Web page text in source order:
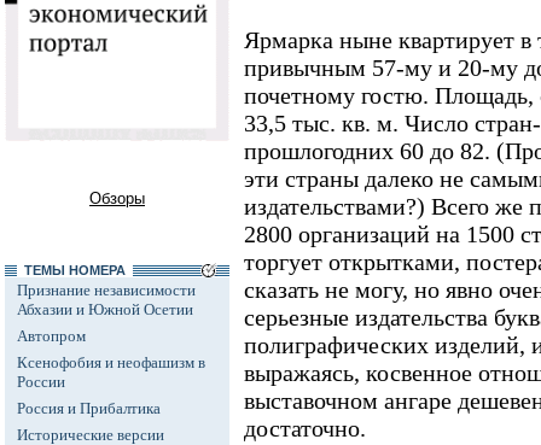
Обзоры
ТЕМЫ НОМЕРА
Признание независимости
Абхазии и Южной Осетии
Автопром
Ксенофобия и неофашизм в
России
Россия и Прибалтика
Исторические версии
Ярмарка ныне квартирует в
привычным 57-му и 20-му
почетному гостю. Площадь,
33,5 тыс. кв. м. Число
прошлогодних 60 до 82.
эти страны далеко не
издательствами?) Всего же
2800 организаций на 1500
торгует открытками,
сказать не могу, но явно
серьезные издательства
полиграфических
выражаясь, косвенное
выставочном ангаре
достаточно.